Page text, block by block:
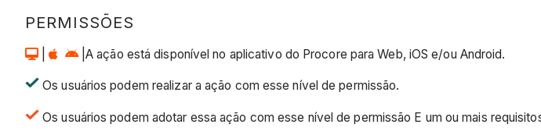
PERMISSÕES
| |A ação está disponível no aplicativo do Procore para Web, iOS e/ou Android.
Os usuários podem realizar a ação com esse nível de permissão.
Os usuários podem adotar essa ação com esse nível de permissão E um ou mais